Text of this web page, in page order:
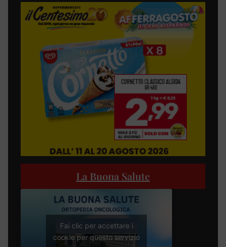
La Buona Salute
Fai clic per accettare i
cookie per questo servizio